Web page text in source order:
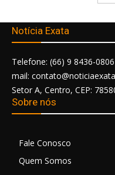
Notícia Exata
Telefone: (66) 9 8436-
mail:
Setor A, Centro, CEP:
Sobre nós
Fale Conosco
Quem Somos